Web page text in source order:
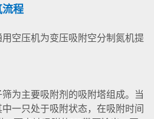
流程
用空压机为变压吸附空分制氮机提
为主要吸附剂的吸附塔组成。当
一只处于吸附状态，在吸附时间